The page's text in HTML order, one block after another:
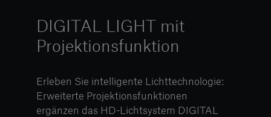
DIGITAL LIGHT mit
Projektionsfunktion
Erleben Sie intelligente Lichttechnologie:
Erweiterte Projektionsfunktionen
ergänzen das HD-Lichtsystem DIGITAL